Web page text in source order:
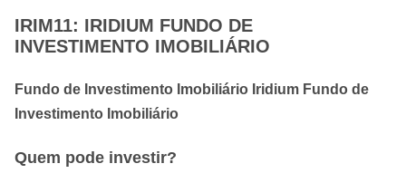
IRIM11: IRIDIUM FUNDO DE
INVESTIMENTO IMOBILIÁRIO
Fundo de Investimento Imobiliário Iridium Fundo de
Investimento Imobiliário
Quem pode investir?